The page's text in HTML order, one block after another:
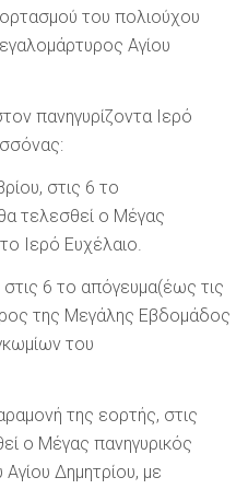
του πολιούχου
Αγίου
πανηγυρίζοντα Ιερό
στις 6 το
τελεσθεί ο Μέγας
Ιερό Ευχέλαιο.
6 το απόγευμα(έως τις
της Μεγάλης Εβδομάδος
του
της εορτής, στις
ο Μέγας πανηγυρικός
Δημητρίου, με